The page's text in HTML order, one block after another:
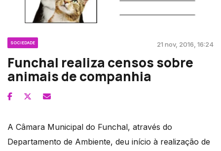
SOCIEDADE 21 nov, 2016, 16:24
Funchal realiza censos sobre
animais de companhia
A Câmara Municipal do Funchal, através do
Departamento de Ambiente, deu início à realização de